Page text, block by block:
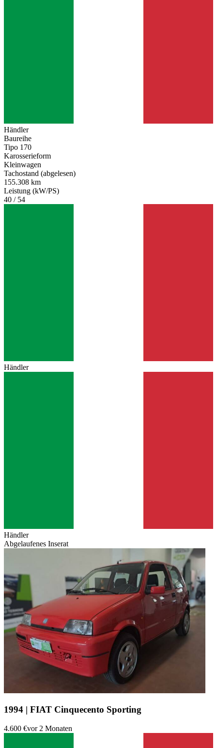
Händler
Baureihe
Tipo 170
Karosserieform
Kleinwagen
Tachostand (abgelesen)
155.308 km
Leistung (kW/PS)
40 / 54
Händler
Händler
Abgelaufenes Inserat
1994 | FIAT Cinquecento Sporting
4.600 €vor 2 Monaten